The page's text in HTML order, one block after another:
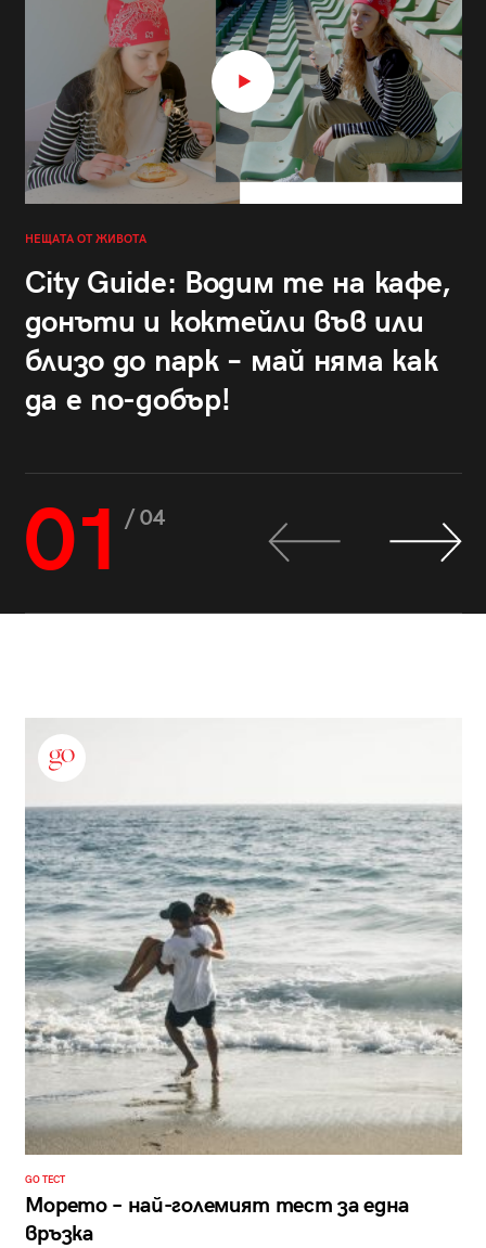
НЕЩАТА ОТ ЖИВОТА
City Guide: Водим те на кафе,
донъти и коктейли във или
близо до парк – май няма как
да е по-добър!
01 / 04
GO ТЕСТ
Морето – най-големият тест за една
връзка